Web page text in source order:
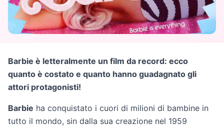
Barbie è letteralmente un film da record: ecco
quanto è costato e quanto hanno guadagnato gli
attori protagonisti!
Barbie ha conquistato i cuori di milioni di bambine in
tutto il mondo, sin dalla sua creazione nel 1959